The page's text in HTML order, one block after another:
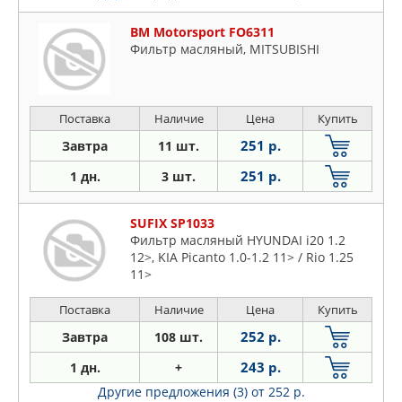
BM Motorsport FO6311
Фильтр масляный, MITSUBISHI
Поставка Наличие Цена Купить
Завтра 11 шт. 251 р.
1 дн. 3 шт. 251 р.
SUFIX SP1033
Фильтр масляный HYUNDAI i20 1.2
12>, KIA Picanto 1.0-1.2 11> / Rio 1.25
11>
Поставка Наличие Цена Купить
Завтра 108 шт. 252 р.
1 дн. + 243 р.
Другие предложения (3) от 252 р.